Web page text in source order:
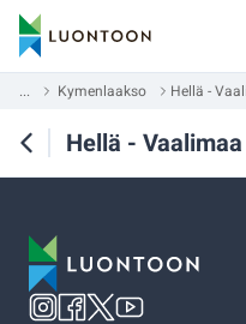
... Kymenlaakso Hellä -
Hellä -